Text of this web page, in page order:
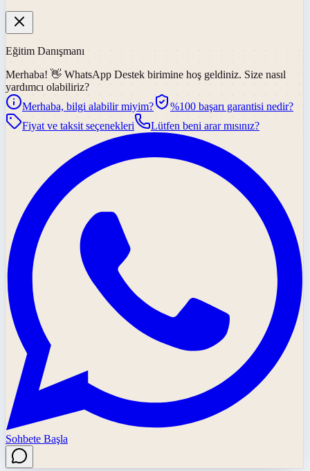
Eğitim Danışmanı
Merhaba! 👋 WhatsApp Destek birimine hoş geldiniz. Size nasıl
yardımcı olabiliriz?
Merhaba, bilgi alabilir miyim?
%100 başarı garantisi nedir?
Fiyat ve taksit seçenekleri
Lütfen beni arar mısınız?
Sohbete Başla